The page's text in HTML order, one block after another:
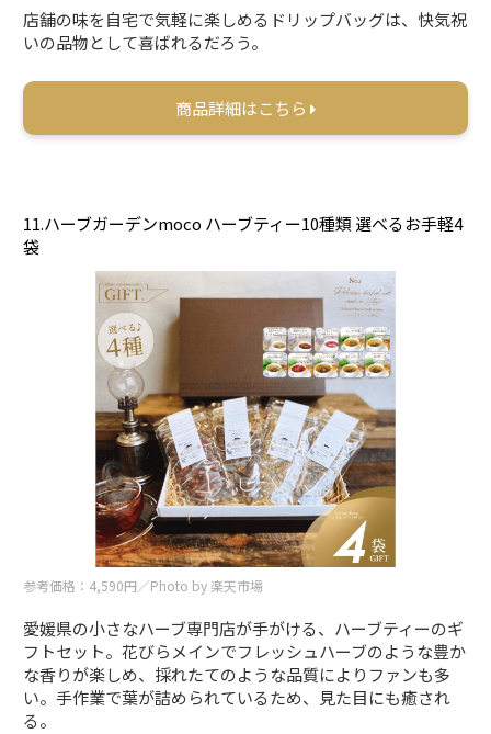
店舗の味を自宅で気軽に楽しめるドリップバッグは、快気祝
いの品物として喜ばれるだろう。
商品詳細はこちら
11.ハーブガーデンmoco ハーブティー10種類 選べるお手軽4
袋
参考価格：4,590円／Photo by 楽天市場
愛媛県の小さなハーブ専門店が手がける、ハーブティーのギ
フトセット。花びらメインでフレッシュハーブのような豊か
な香りが楽しめ、採れたてのような品質によりファンも多
い。手作業で葉が詰められているため、見た目にも癒され
る。